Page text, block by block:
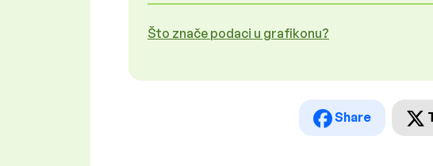
Što znače podaci u grafikonu?
Share